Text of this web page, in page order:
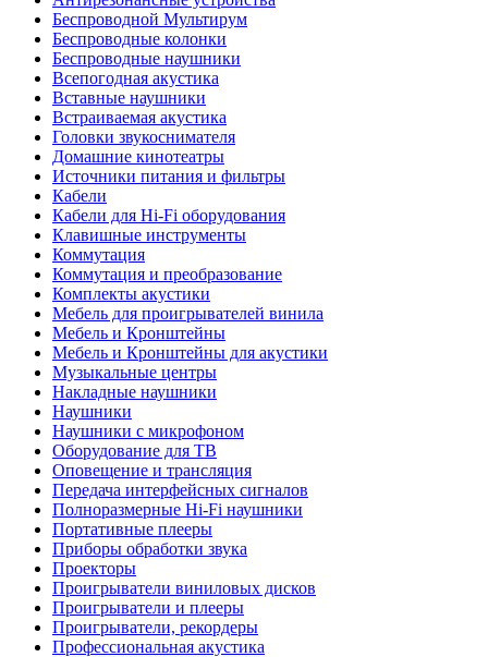
Беспроводной Мультирум
Беспроводные колонки
Беспроводные наушники
Всепогодная акустика
Вставные наушники
Встраиваемая акустика
Головки звукоснимателя
Домашние кинотеатры
Источники питания и фильтры
Кабели
Кабели для Hi-Fi оборудования
Клавишные инструменты
Коммутация
Коммутация и преобразование
Комплекты акустики
Мебель для проигрывателей винила
Мебель и Кронштейны
Мебель и Кронштейны для акустики
Музыкальные центры
Накладные наушники
Наушники
Наушники с микрофоном
Оборудование для ТВ
Оповещение и трансляция
Передача интерфейсных сигналов
Полноразмерные Hi-Fi наушники
Портативные плееры
Приборы обработки звука
Проекторы
Проигрыватели виниловых дисков
Проигрыватели и плееры
Проигрыватели, рекордеры
Профессиональная акустика